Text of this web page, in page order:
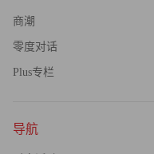
商潮
零度对话
Plus专栏
导航